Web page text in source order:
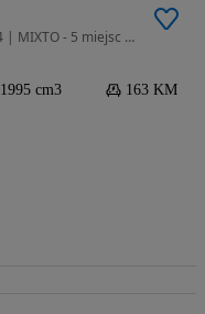
1995 cm3 • 163 KM • 116CDI 163KM FL 4x4 | MIXTO - 5 miejsc | kamera | FV23%
1995 cm3
163 KM